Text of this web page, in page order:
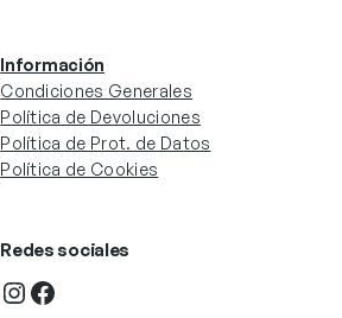
Información
Condiciones Generales
Política de Devoluciones
Política de Prot. de Datos
Política de Cookies
Redes sociales
InstagramFacebook